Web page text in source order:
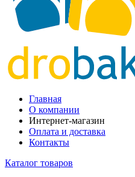
Главная
О компании
Интернет-магазин
Оплата и доставка
Контакты
Каталог товаров